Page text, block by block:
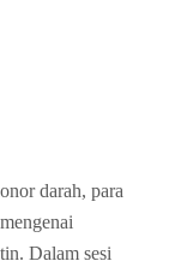
darah, para
Dalam sesi